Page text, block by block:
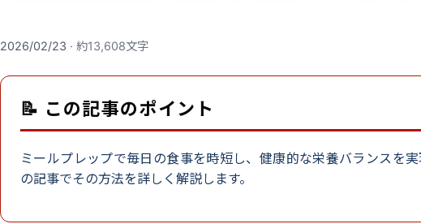
2026/02/23 · 約13,608文字
📝 この記事のポイント
ミールプレップで毎日の食事を時短し、健康的な栄養バランスを
の記事でその方法を詳しく解説します。